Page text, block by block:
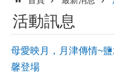
型
冠
狀
病
毒
活動訊息
母愛映月，月津傳情~
馨登場